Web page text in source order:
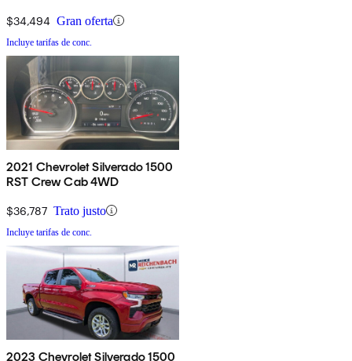
$34,494 Gran oferta
Incluye tarifas de conc.
2021 Chevrolet Silverado 1500
RST Crew Cab 4WD
$36,787 Trato justo
Incluye tarifas de conc.
2023 Chevrolet Silverado 1500